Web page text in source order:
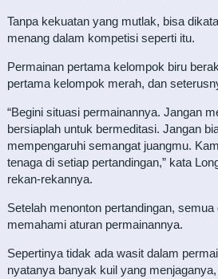
Tanpa kekuatan yang mutlak, bisa
menang dalam kompetisi seperti itu.
Permainan pertama kelompok biru
pertama kelompok merah, dan
“Begini situasi permainannya. Jangan
bersiaplah untuk bermeditasi. Jangan
mempengaruhi semangat juangmu.
tenaga di setiap pertandingan,” kata
rekan-rekannya.
Setelah menonton pertandingan,
memahami aturan permainannya.
Sepertinya tidak ada wasit dalam
nyatanya banyak kuil yang